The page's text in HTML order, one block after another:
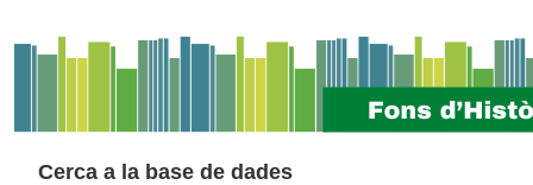
Cerca a la base de dades